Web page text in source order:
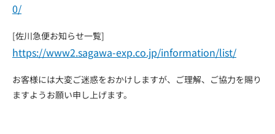
0/
[佐川急便お知らせ一覧]
https://www2.sagawa-exp.co.jp/information/list/
お客様には大変ご迷惑をおかけしますが、ご理解、ご協力を賜り
ますようお願い申し上げます。